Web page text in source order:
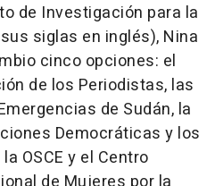
de Investigación para la
siglas en inglés), Nina
cinco opciones: el
de los Periodistas, las
de Sudán, la
Democráticas y los
OSCE y el Centro